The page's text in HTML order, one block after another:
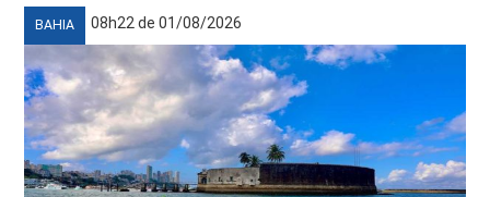
BAHIA 08h22 de 01/08/2026